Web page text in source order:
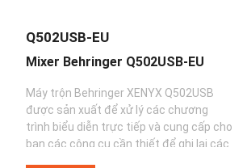
Q502USB-EU
Mixer Behringer Q502USB-EU
Máy trộn Behringer XENYX Q502USB
được sản xuất để xử lý các chương
trình biểu diễn trực tiếp và cung cấp cho
bạn các công cụ cần thiết để ghi lại các